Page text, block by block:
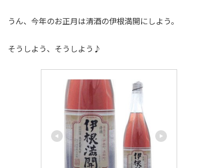
うん、今年のお正月は清酒の伊根満開にしよう。
そうしよう、そうしよう♪